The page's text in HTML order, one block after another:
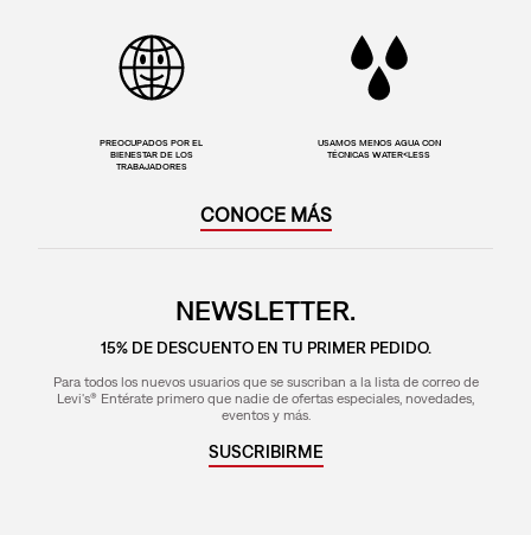
PREOCUPADOS POR EL
BIENESTAR DE LOS
TRABAJADORES
USAMOS MENOS AGUA CON
TÉCNICAS WATER<LESS
CONOCE MÁS
NEWSLETTER.
15% DE DESCUENTO EN TU PRIMER PEDIDO.
Para todos los nuevos usuarios que se suscriban a la lista de correo de
Levi's® Entérate primero que nadie de ofertas especiales, novedades,
eventos y más.
SUSCRIBIRME